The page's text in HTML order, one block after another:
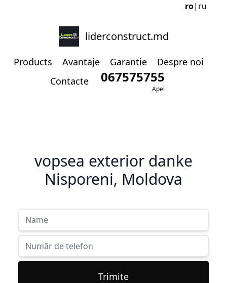
ro| ru
liderconstruct.md
Products Avantaje Garantie
Despre noi
Contacte
067575755
Apel
vopsea exterior danke
Nisporeni, Moldova
Trimite